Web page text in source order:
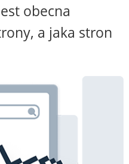
obecna
a jaka stron